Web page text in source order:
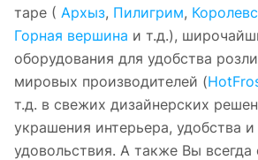
таре ( Архыз, Пилигрим,
Горная вершина и т.д.),
оборудования для удобства
мировых производителей (
т.д. в свежих дизайнерских
украшения интерьера, удобства и
удовольствия. А также Вы